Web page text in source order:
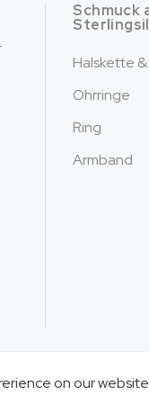
Schmuck
Halskette
Ohrringe
Ring
Armband
© 2026Jusnova
on our